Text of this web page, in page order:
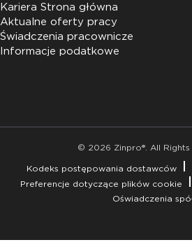
Kariera Strona główna
Aktualne oferty pracy
Świadczenia pracownicze
Informacje podatkowe
© 2026 Zinpro®. All Rights
Kodeks postępowania dostawców
Preferencje dotyczące plików cookie
Oświadczenia